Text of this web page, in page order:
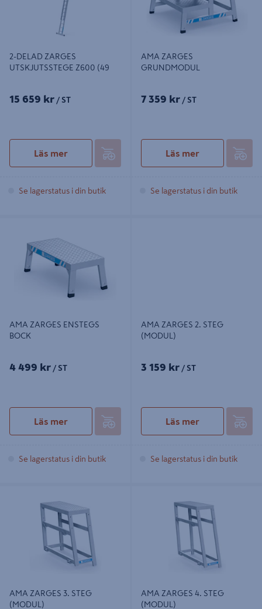
2-DELAD ZARGES
UTSKJUTSSTEGE Z600 (49
15 659 kr / ST
Läs mer
Se lagerstatus i din butik
AMA ZARGES
GRUNDMODUL
7 359 kr / ST
Läs mer
Se lagerstatus i din butik
AMA ZARGES ENSTEGS
BOCK
4 499 kr / ST
Läs mer
Se lagerstatus i din butik
AMA ZARGES 2. STEG
(MODUL)
3 159 kr / ST
Läs mer
Se lagerstatus i din butik
AMA ZARGES 3. STEG
(MODUL)
AMA ZARGES 4. STEG
(MODUL)